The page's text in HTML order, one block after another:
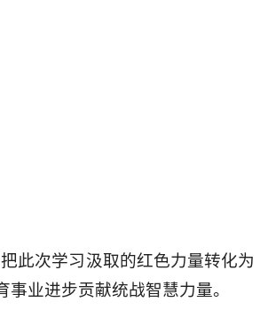
此次学习汲取的红色力量转化为
业进步贡献统战智慧力量。